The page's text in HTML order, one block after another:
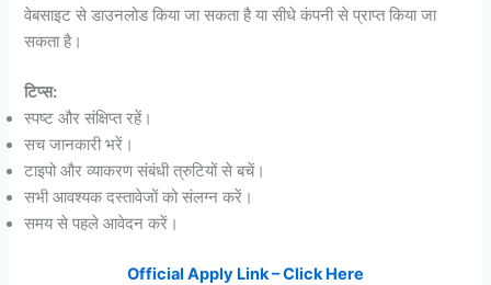
वेबसाइट से डाउनलोड किया जा सकता है या सीधे कंपनी से प्राप्त किया जा
सकता है।
टिप्स:
स्पष्ट और संक्षिप्त रहें।
सच जानकारी भरें।
टाइपो और व्याकरण संबंधी त्रुटियों से बचें।
सभी आवश्यक दस्तावेजों को संलग्न करें।
समय से पहले आवेदन करें।
Official Apply Link – Click Here